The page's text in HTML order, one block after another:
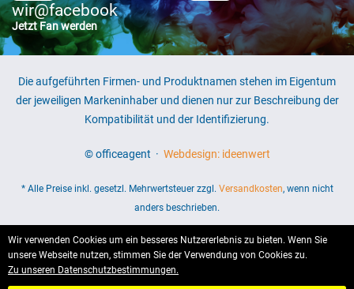
wir@facebook
Jetzt Fan werden
Die aufgeführten Firmen- und Produktnamen stehen im Eigentum
der jeweiligen Markeninhaber und dienen nur zur Beschreibung der
Kompatibilität und der Identifizierung.
© officeagent · Webdesign: ideenwert
* Alle Preise inkl. gesetzl. Mehrwertsteuer zzgl. Versandkosten, wenn nicht
anders beschrieben.
Wir verwenden Cookies um ein besseres Nutzererlebnis zu bieten. Wenn Sie
unsere Webseite nutzen, stimmen Sie der Verwendung von Cookies zu.
Zu unseren Datenschutzbestimmungen.